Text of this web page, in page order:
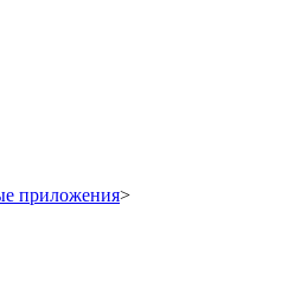
приложения>